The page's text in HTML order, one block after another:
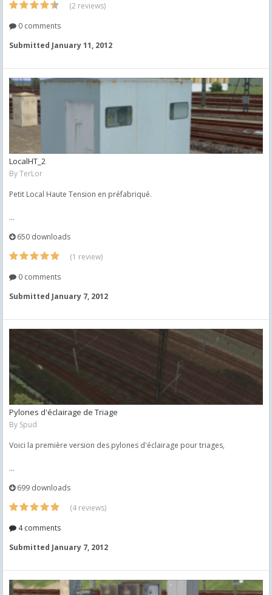
(2 reviews)
0 comments
Submitted January 11, 2012
LocalHT_2
ByTerLor
Petit Local Haute Tension en préfabriqué.
...
650 downloads
(1 review)
0 comments
Submitted January 7, 2012
Pylones d'éclairage de Triage
By Spud
Voici la première version des pylones d'éclairage pour triages,
...
699 downloads
(4 reviews)
4 comments
Submitted January 7, 2012